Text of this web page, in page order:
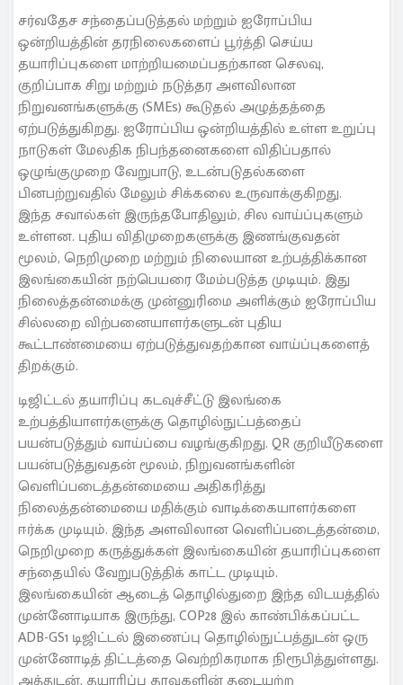
சர்வதேச சந்தைப்படுத்தல் மற்றும் ஐரோப்பிய
ஒன்றியத்தின் தரநிலைகளைப் பூர்த்தி செய்ய
தயாரிப்புகளை மாற்றியமைப்பதற்கான செலவு,
குறிப்பாக சிறு மற்றும் நடுத்தர அளவிலான
நிறுவனங்களுக்கு (SMEs) கூடுதல் அழுத்தத்தை
ஏற்படுத்துகிறது. ஐரோப்பிய ஒன்றியத்தில் உள்ள உறுப்பு
நாடுகள் மேலதிக நிபந்தனைகளை விதிப்பதால்
ஒழுங்குமுறை வேறுபாடு, உடன்படுதல்களை
பினபற்றுவதில் மேலும் சிக்கலை உருவாக்குகிறது.
இந்த சவால்கள் இருந்தபோதிலும், சில வாய்ப்புகளும்
உள்ளன. புதிய விதிமுறைகளுக்கு இணங்குவதன்
மூலம், நெறிமுறை மற்றும் நிலையான உற்பத்திக்கான
இலங்கையின் நற்பெயரை மேம்படுத்த முடியும். இது
நிலைத்தன்மைக்கு முன்னுரிமை அளிக்கும் ஐரோப்பிய
சில்லறை விற்பனையாளர்களுடன் புதிய
கூட்டாண்மையை ஏற்படுத்துவதற்கான வாய்ப்புகளைத்
திறக்கும்.
டிஜிட்டல் தயாரிப்பு கடவுச்சீட்டு இலங்கை
உற்பத்தியாளர்களுக்கு தொழில்நுட்பத்தைப்
பயன்படுத்தும் வாய்ப்பை வழங்குகிறது. QR குறியீடுகளை
பயன்படுத்துவதன் மூலம், நிறுவனங்களின்
வெளிப்படைத்தன்மையை அதிகரித்து
நிலைத்தன்மையை மதிக்கும் வாடிக்கையாளர்களை
ஈர்க்க முடியும். இந்த அளவிலான வெளிப்படைத்தன்மை,
நெறிமுறை கருத்துக்கள் இலங்கையின் தயாரிப்புகளை
சந்தையில் வேறுபடுத்திக் காட்ட முடியும்.
இலங்கையின் ஆடைத் தொழில்துறை இந்த விடயத்தில்
முன்னோடியாக இருந்து, COP28 இல் காண்பிக்கப்பட்ட
ADB-GS1 டிஜிட்டல் இணைப்பு தொழில்நுட்பத்துடன் ஒரு
முன்னோடித் திட்டத்தை வெற்றிகரமாக நிரூபித்துள்ளது.